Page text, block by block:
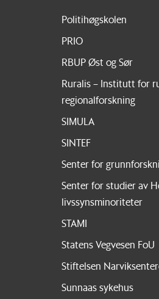
Politihøgskolen
PRIO
RBUP Øst og Sør
Ruralis – Institutt for
regionalforskning
SIMULA
SINTEF
Senter for
Senter for studier av
livssynsminoriteter
STAMI
Statens Vegvesen FoU
Stiftelsen
Sunnaas sykehus